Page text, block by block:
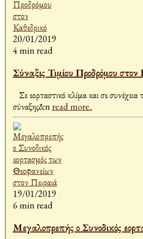
20/01/2019
4 min read
Σύναξις Τιμίου Προδρόμου στον
Σε εορταστικό κλίμα και σε
σύναξης&nread more..
19/01/2019
6 min read
Μεγαλοπρεπής ο Συνοδικός